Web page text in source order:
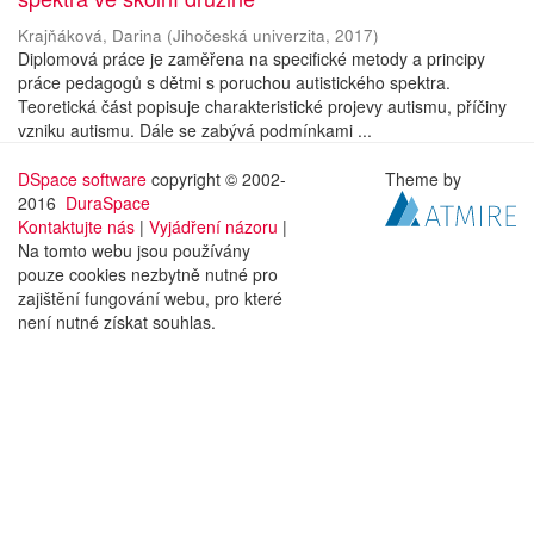
Krajňáková, Darina (Jihočeská univerzita, 2017)
Diplomová práce je zaměřena na specifické metody a principy
práce pedagogů s dětmi s poruchou autistického spektra.
Teoretická část popisuje charakteristické projevy autismu, příčiny
vzniku autismu. Dále se zabývá podmínkami ...
DSpace software copyright © 2002-
2016 DuraSpace
Kontaktujte nás | Vyjádření názoru |
Na tomto webu jsou používány
pouze cookies nezbytně nutné pro
zajištění fungování webu, pro které
není nutné získat souhlas.
Theme by